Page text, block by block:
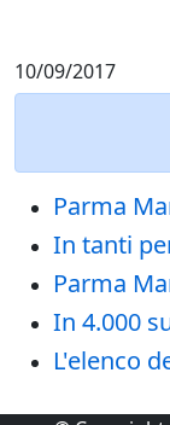
10/09/2017
Parma
In tanti
Parma
In 4.000
L'elenco